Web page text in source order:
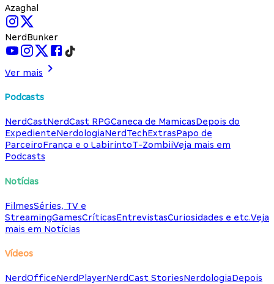
Azaghal
NerdBunker
Ver mais
Podcasts
NerdCastNerdCast RPGCaneca de MamicasDepois do
ExpedienteNerdologiaNerdTechExtrasPapo de
ParceiroFrança e o LabirintoT-ZombiiVeja mais em
Podcasts
Notícias
FilmesSéries, TV e
StreamingGamesCríticasEntrevistasCuriosidades e etc.Veja
mais em Notícias
Vídeos
NerdOfficeNerdPlayerNerdCast StoriesNerdologiaDepois